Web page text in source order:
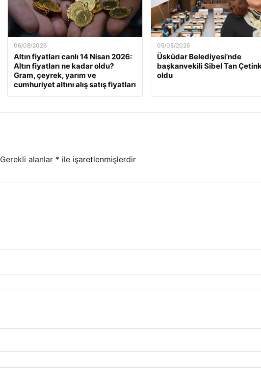
06/08/2026
Altın fiyatları canlı 14 Nisan 2026:
Altın fiyatları ne kadar oldu?
Gram, çeyrek, yarım ve
cumhuriyet altını alış satış fiyatları
05/08/2026
Üsküdar Belediyesi’nde
başkanvekili Sibel Tan
oldu
Gerekli alanlar * ile işaretlenmişlerdir